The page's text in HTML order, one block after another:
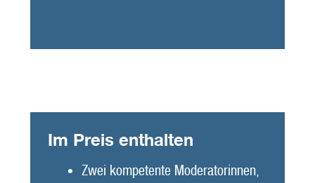
Im Preis enthalten
Zwei kompetente Moderatorinnen,